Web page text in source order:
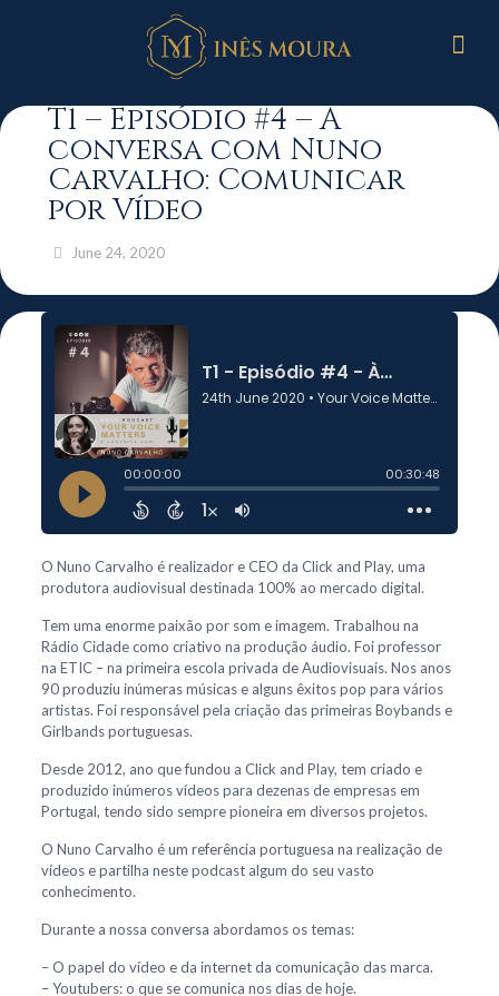
T1 – Episódio #4 – À
conversa com Nuno
Carvalho: Comunicar
por Vídeo
June 24, 2020
O Nuno Carvalho é realizador e CEO da Click and Play, uma
produtora audiovisual destinada 100% ao mercado digital.
Tem uma enorme paixão por som e imagem. Trabalhou na
Rádio Cidade como criativo na produção áudio. Foi professor
na ETIC – na primeira escola privada de Audiovisuais. Nos anos
90 produziu inúmeras músicas e alguns êxitos pop para vários
artistas. Foi responsável pela criação das primeiras Boybands e
Girlbands portuguesas.
Desde 2012, ano que fundou a Click and Play, tem criado e
produzido inúmeros vídeos para dezenas de empresas em
Portugal, tendo sido sempre pioneira em diversos projetos.
O Nuno Carvalho é um referência portuguesa na realização de
vídeos e partilha neste podcast algum do seu vasto
conhecimento.
Durante a nossa conversa abordamos os temas:
– O papel do vídeo e da internet da comunicação das marca.
– Youtubers: o que se comunica nos dias de hoje.